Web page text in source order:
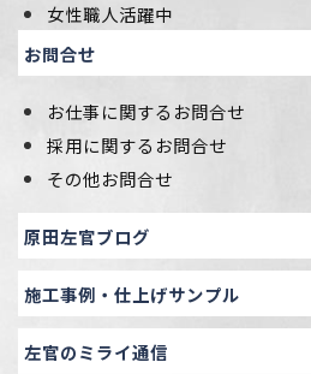
女性職人活躍中
お問合せ
お仕事に関するお問合せ
採用に関するお問合せ
その他お問合せ
原田左官ブログ
施工事例・仕上げサンプル
左官のミライ通信